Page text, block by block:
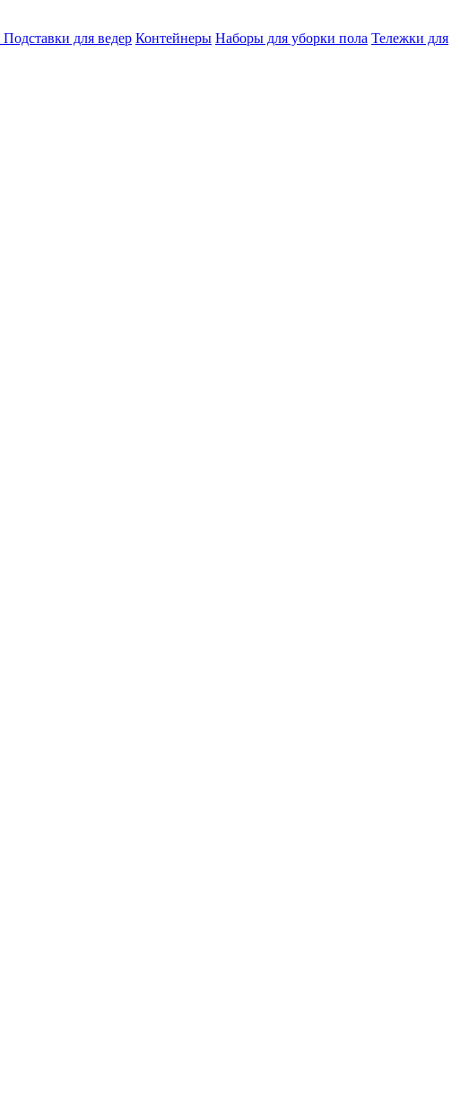
Подставки для ведер Контейнеры Наборы для уборки пола Тележки для